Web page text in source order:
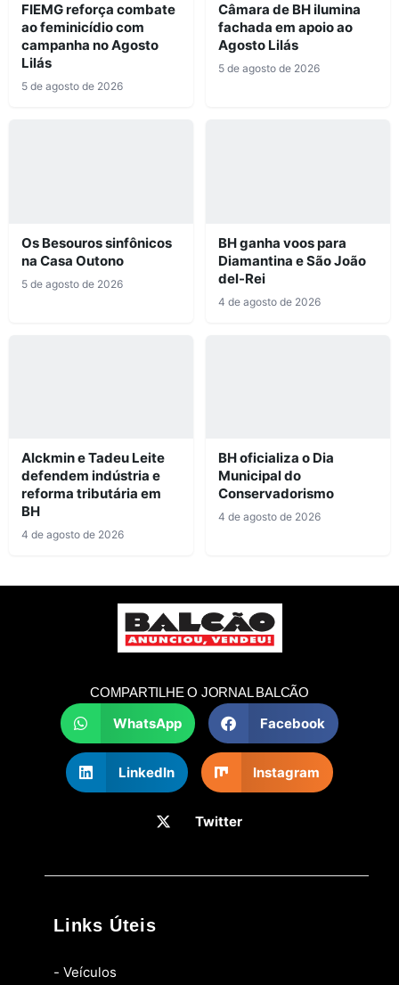
FIEMG reforça combate
ao feminicídio com
campanha no Agosto
Lilás
5 de agosto de 2026
Câmara de BH ilumina
fachada em apoio ao
Agosto Lilás
5 de agosto de 2026
Os Besouros sinfônicos
na Casa Outono
5 de agosto de 2026
BH ganha voos para
Diamantina e São João
del-Rei
4 de agosto de 2026
Alckmin e Tadeu Leite
defendem indústria e
reforma tributária em
BH
4 de agosto de 2026
BH oficializa o Dia
Municipal do
Conservadorismo
4 de agosto de 2026
COMPARTILHE O JORNAL BALCÃO
WhatsApp Facebook
LinkedIn Instagram
Twitter
Links Úteis
- Veículos